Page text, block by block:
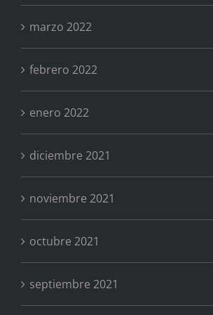
marzo 2022
febrero 2022
enero 2022
diciembre 2021
noviembre 2021
octubre 2021
septiembre 2021